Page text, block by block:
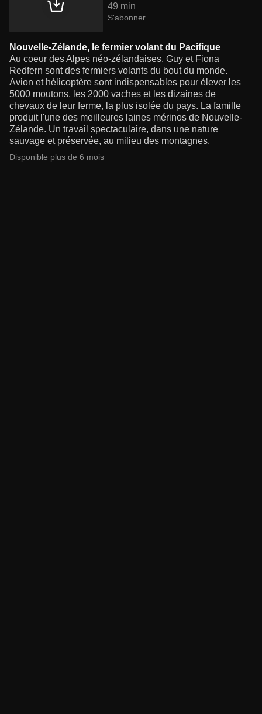
49 min
S'abonner
Nouvelle-Zélande, le fermier volant du Pacifique
Au coeur des Alpes néo-zélandaises, Guy et Fiona
Redfern sont des fermiers volants du bout du monde.
Avion et hélicoptère sont indispensables pour élever les
5000 moutons, les 2000 vaches et les dizaines de
chevaux de leur ferme, la plus isolée du pays. La famille
produit l'une des meilleures laines mérinos de Nouvelle-
Zélande. Un travail spectaculaire, dans une nature
sauvage et préservée, au milieu des montagnes.
Disponible plus de 6 mois